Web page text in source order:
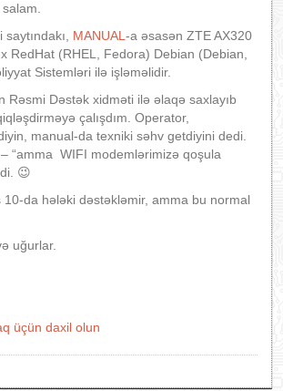
MANUAL -a əsasən ZTE AX320
RedHat (RHEL, Fedora) Debian (Debian,
Sistemləri ilə işləməlidir.
Rəsmi Dəstək xidməti ilə əlaqə saxlayıb
çalışdım. Operator,
manual-da texniki səhv getdiyini dedi.
“amma WIFI modemlərimizə qoşula
😉
10-da hələki dəstəkləmir, amma bu normal
uğurlar.
üçün daxil olun